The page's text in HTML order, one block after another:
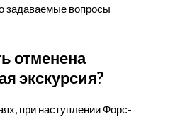
задаваемые вопросы
отменена
экскурсия?
при наступлении Форс-